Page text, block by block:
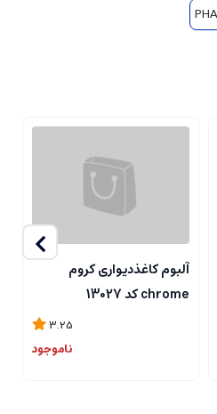
آلبوم کاغذدیواری کروم
chrome کد 13027
3.25
ناموجود